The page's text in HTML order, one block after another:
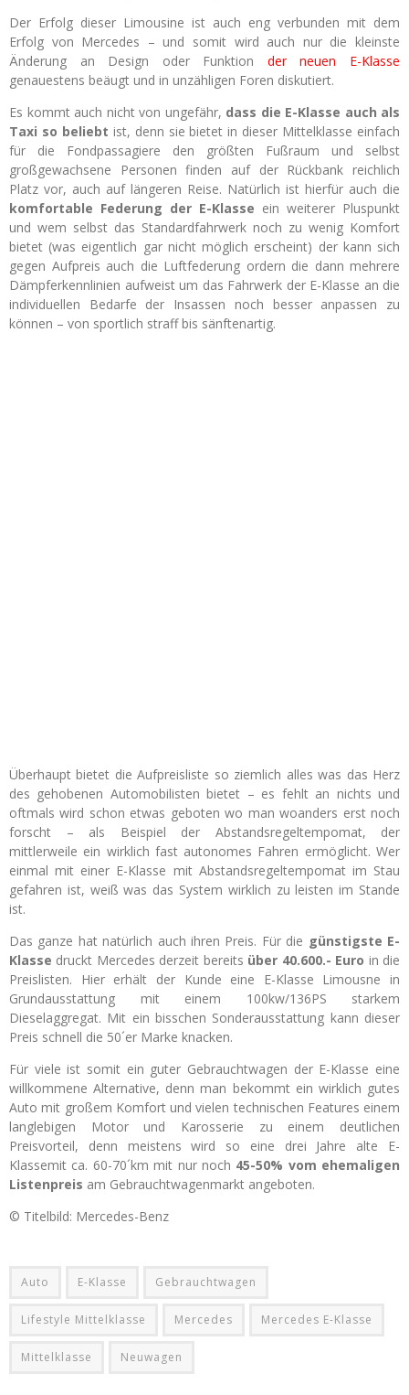
Der Erfolg dieser Limousine ist auch eng verbunden mit dem
Erfolg von Mercedes – und somit wird auch nur die kleinste
Änderung an Design oder Funktion der neuen E-Klasse
genauestens beäugt und in unzähligen Foren diskutiert.
Es kommt auch nicht von ungefähr, dass die E-Klasse auch als
Taxi so beliebt ist, denn sie bietet in dieser Mittelklasse einfach
für die Fondpassagiere den größten Fußraum und selbst
großgewachsene Personen finden auf der Rückbank reichlich
Platz vor, auch auf längeren Reise. Natürlich ist hierfür auch die
komfortable Federung der E-Klasse ein weiterer Pluspunkt
und wem selbst das Standardfahrwerk noch zu wenig Komfort
bietet (was eigentlich gar nicht möglich erscheint) der kann sich
gegen Aufpreis auch die Luftfederung ordern die dann mehrere
Dämpferkennlinien aufweist um das Fahrwerk der E-Klasse an die
individuellen Bedarfe der Insassen noch besser anpassen zu
können – von sportlich straff bis sänftenartig.
Überhaupt bietet die Aufpreisliste so ziemlich alles was das Herz
des gehobenen Automobilisten bietet – es fehlt an nichts und
oftmals wird schon etwas geboten wo man woanders erst noch
forscht – als Beispiel der Abstandsregeltempomat, der
mittlerweile ein wirklich fast autonomes Fahren ermöglicht. Wer
einmal mit einer E-Klasse mit Abstandsregeltempomat im Stau
gefahren ist, weiß was das System wirklich zu leisten im Stande
ist.
Das ganze hat natürlich auch ihren Preis. Für die günstigste E-
Klasse druckt Mercedes derzeit bereits über 40.600.- Euro in die
Preislisten. Hier erhält der Kunde eine E-Klasse Limousne in
Grundausstattung mit einem 100kw/136PS starkem
Dieselaggregat. Mit ein bisschen Sonderausstattung kann dieser
Preis schnell die 50´er Marke knacken.
Für viele ist somit ein guter Gebrauchtwagen der E-Klasse eine
willkommene Alternative, denn man bekommt ein wirklich gutes
Auto mit großem Komfort und vielen technischen Features einem
langlebigen Motor und Karosserie zu einem deutlichen
Preisvorteil, denn meistens wird so eine drei Jahre alte E-
Klassemit ca. 60-70´km mit nur noch 45-50% vom ehemaligen
Listenpreis am Gebrauchtwagenmarkt angeboten.
© Titelbild: Mercedes-Benz
Auto E-Klasse Gebrauchtwagen
Lifestyle Mittelklasse Mercedes Mercedes E-Klasse
Mittelklasse Neuwagen